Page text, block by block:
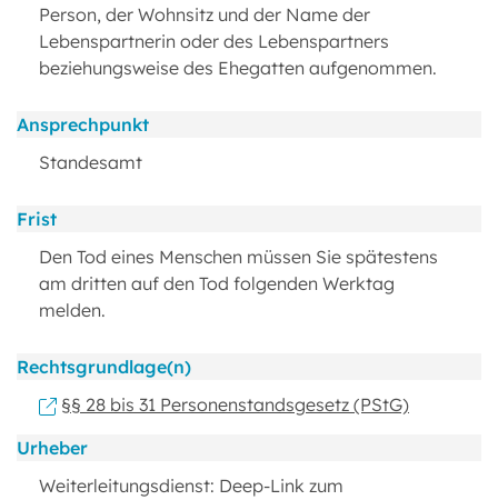
Person, der Wohnsitz und der Name der
Lebenspartnerin oder des Lebenspartners
beziehungsweise des Ehegatten aufgenommen.
Ansprechpunkt
Standesamt
Frist
Den Tod eines Menschen müssen Sie spätestens
am dritten auf den Tod folgenden Werktag
melden.
Rechtsgrundlage(n)
§§ 28 bis 31 Personenstandsgesetz (PStG)
Urheber
Weiterleitungsdienst: Deep-Link zum